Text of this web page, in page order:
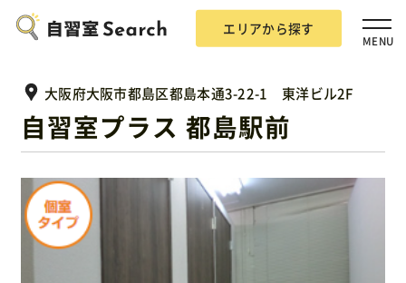
エリアから探す
MENU
エリアから探す
自習室Searchとは？
大阪府大阪市都島区都島本通3-22-1 東洋ビル2F
自習室プラス 都島駅前